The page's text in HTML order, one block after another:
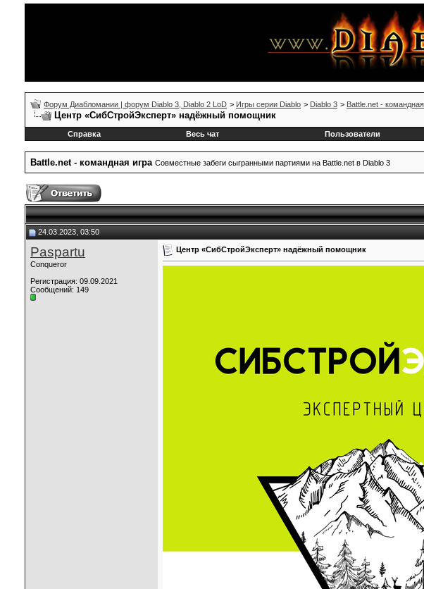
Форум Диабломании | форум Diablo 3, Diablo 2 LoD > Игры серии Diablo > Diablo 3 > Battle.net -
Центр «СибСтройЭксперт» надёжный помощник
Справка
Весь чат Пользователи
Battle.net - командная игра Совместные забеги сыгранными партиями на Battle.net в Diablo 3
24.03.2023, 03:50
Paspartu
Conqueror
Регистрация: 09.09.2021
Сообщений: 149
Центр «СибСтройЭксперт» надёжный помощник